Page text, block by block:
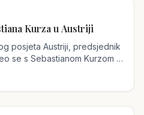
Kurza u Austriji
posjeta Austriji, predsjednik
Kurzom i